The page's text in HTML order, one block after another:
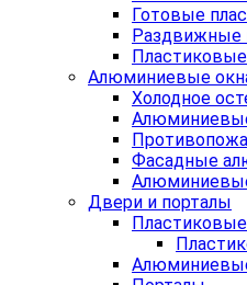
Готовые
Раздвижные
Алюминиевые
Холодное
Фасадные
Двери и порталы